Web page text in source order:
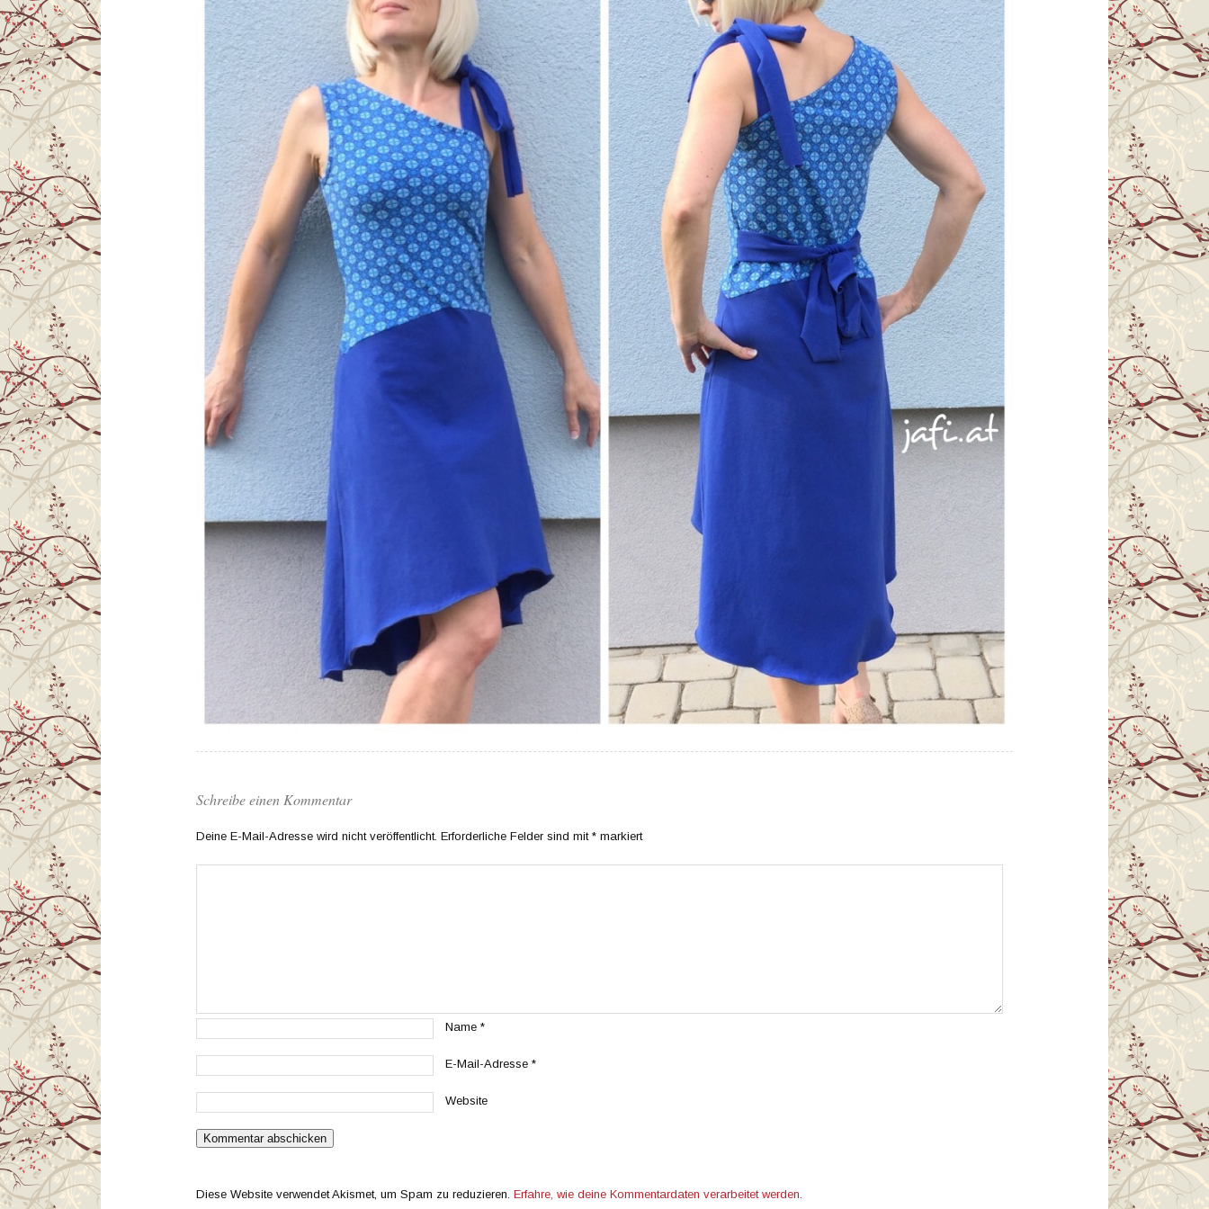
Schreibe einen Kommentar
Deine E-Mail-Adresse wird nicht veröffentlicht. Erforderliche Felder sind mit * markiert
Name *
E-Mail-Adresse *
Website
Diese Website verwendet Akismet, um Spam zu reduzieren. Erfahre, wie deine Kommentardaten verarbeitet werden.